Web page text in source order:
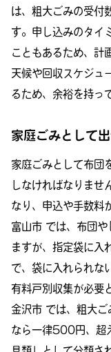
は、粗大ごみの受付
す。申し込みのタイ
こともあるため、計
天候や回収スケジュ
るため、余裕を持っ
家庭ごみとして
家庭ごみとして布団
しなければなりませ
なり、申込や手数料
富山市 では、布団
ますが、指定袋に入
で、袋に入れられな
有料戸別収集が必要
金沢市 では、粗大
なら一律500円、超